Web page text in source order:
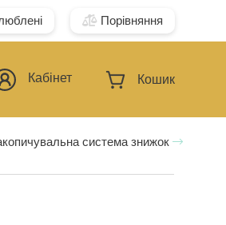
Порівняння
Кабінет Кошик
система знижок